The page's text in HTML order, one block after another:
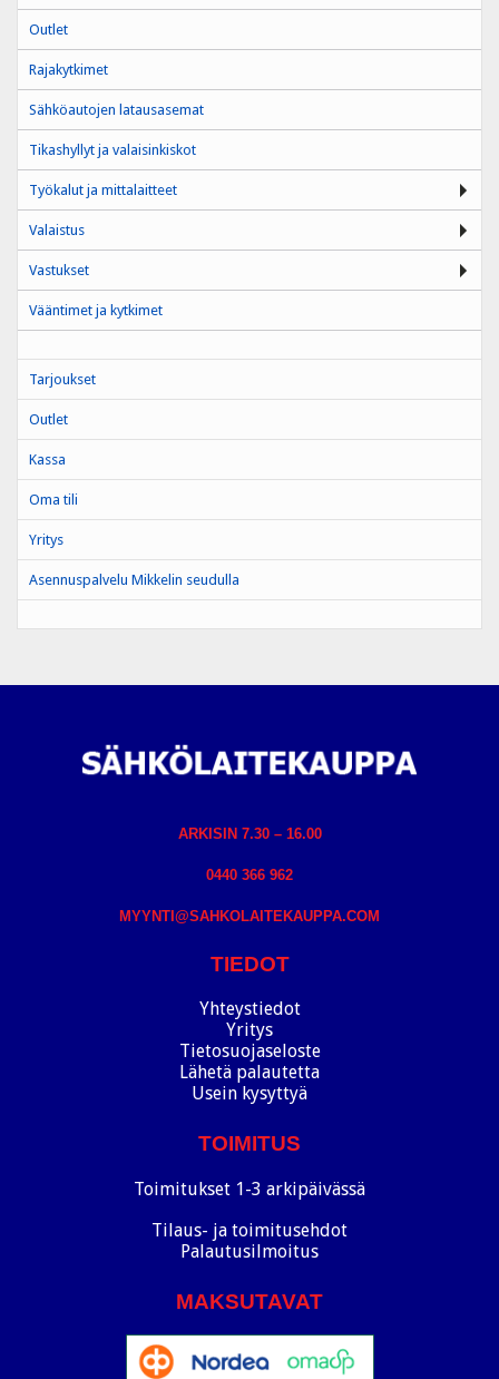
Outlet
Rajakytkimet
Sähköautojen latausasemat
Tikashyllyt ja valaisinkiskot
Työkalut ja mittalaitteet
Valaistus
Vastukset
Vääntimet ja kytkimet
Tarjoukset
Outlet
Kassa
Oma tili
Yritys
Asennuspalvelu Mikkelin seudulla
ARKISIN 7.30 – 16.00
0440 366 962
MYYNTI@SAHKOLAITEKAUPPA.COM
TIEDOT
Yhteystiedot
Yritys
Tietosuojaseloste
Lähetä palautetta
Usein kysyttyä
TOIMITUS
Toimitukset 1-3 arkipäivässä
Tilaus- ja toimitusehdot
Palautusilmoitus
MAKSUTAVAT